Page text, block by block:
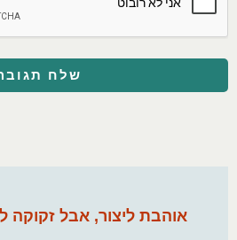
אוהבת ליצור, אבל זקוקה